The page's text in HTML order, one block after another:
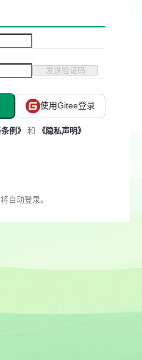
发送验证码
使用Gitee登录
例》 和 《隐私声明》
自动登录。